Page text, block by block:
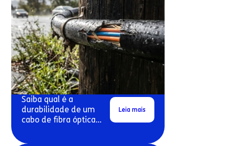
Saiba qual é a
durabilidade de um
cabo de fibra óptica
chuva.
Leia mais